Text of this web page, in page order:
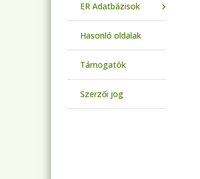
ER Adatbázisok
Hasonló oldalak
Támogatók
Szerzői jog